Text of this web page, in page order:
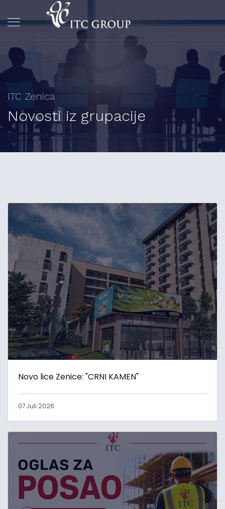
ITC Zenica
Novosti iz grupacije
Novo lice Zenice: "CRNI KAMEN"
07 Juli 2026